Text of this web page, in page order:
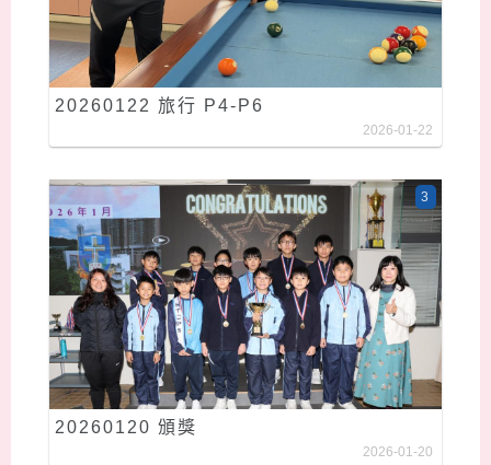
20260122 旅行 P4-P6
2026-01-22
20260120 頒獎
3
2026-01-20